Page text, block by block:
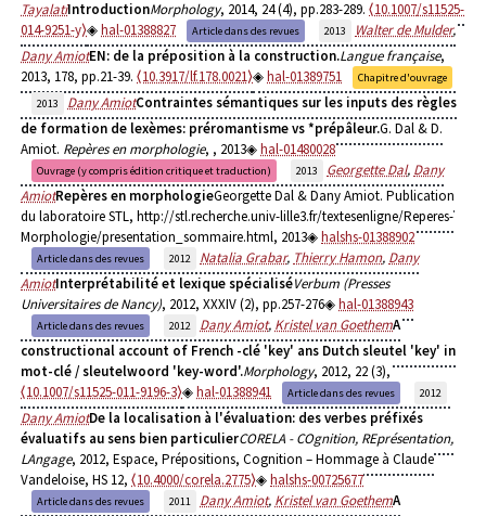
TayalatiIntroductionMorphology, 2014, 24 (4), pp.283-289. ⟨10.1007/s11525-
014-9251-y⟩
hal-01388827 Article dans des revues 2013 Walter de Mulder,
Dany AmiotEN: de la préposition à la construction.Langue française,
2013, 178, pp.21-39. ⟨10.3917/lf.178.0021⟩ hal-01389751
Chapitre d'ouvrage
2013
Dany AmiotContraintes sémantiques sur les inputs des règles
de formation de lexèmes: préromantisme vs *prépâleur.G. Dal & D.
Amiot. Repères en morphologie, , 2013 hal-01480028
Ouvrage (y compris édition critique et traduction) 2013 Georgette Dal, Dany
AmiotRepères en morphologieGeorgette Dal & Dany Amiot. Publication
du laboratoire STL, http://stl.recherche.univ-lille3.fr/textesenligne/Reperes-
Morphologie/presentation_sommaire.html, 2013
halshs-01388902
Article dans des revues 2012 Natalia Grabar, Thierry Hamon, Dany
AmiotInterprétabilité et lexique spécialiséVerbum (Presses
Universitaires de Nancy), 2012, XXXIV (2), pp.257-276 hal-01388943
Article dans des revues 2012 Dany Amiot, Kristel van GoethemA
constructional account of French -clé 'key' ans Dutch sleutel 'key' in
mot-clé / sleutelwoord 'key-word'.Morphology, 2012, 22 (3),
⟨10.1007/s11525-011-9196-3⟩
hal-01388941 Article dans des revues 2012
Dany AmiotDe la localisation à l'évaluation: des verbes préfixés
évaluatifs au sens bien particulierCORELA - COgnition, REprésentation,
LAngage, 2012, Espace, Prépositions, Cognition – Hommage à Claude
Vandeloise, HS 12, ⟨10.4000/corela.2775⟩ halshs-00725677
Article dans des revues 2011 Dany Amiot, Kristel van GoethemA